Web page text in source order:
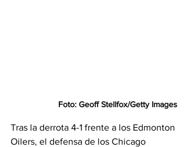
Foto: Geoff Stellfox/Getty Images
Tras la derrota 4-1 frente a los Edmonton
Oilers, el defensa de los Chicago